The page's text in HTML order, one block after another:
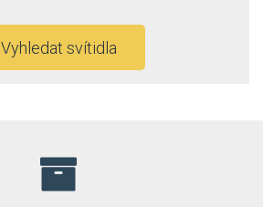
Vyhledat svítidla